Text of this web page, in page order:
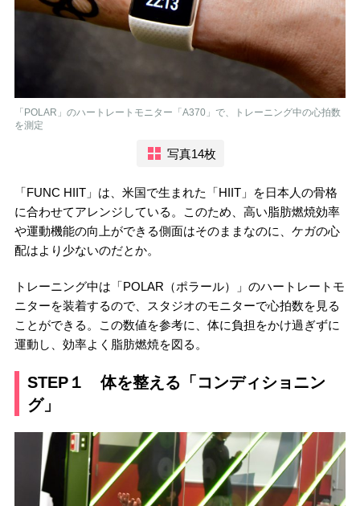
「POLAR」のハートレートモニター「A370」で、トレーニング中の心拍数
を測定
写真14枚
「FUNC HIIT」は、米国で生まれた「HIIT」を日本人の骨格
に合わせてアレンジしている。このため、高い脂肪燃焼効率
や運動機能の向上ができる側面はそのままなのに、ケガの心
配はより少ないのだとか。
トレーニング中は「POLAR（ポラール）」のハートレートモ
ニターを装着するので、スタジオのモニターで心拍数を見る
ことができる。この数値を参考に、体に負担をかけ過ぎずに
運動し、効率よく脂肪燃焼を図る。
STEP１ 体を整える「コンディショニン
グ」